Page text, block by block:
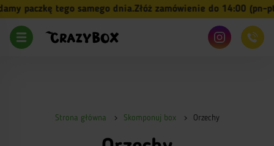
tego samego dnia.Złóż zamówienie do 14:00 (pn-pt) a
Strona główna Skomponuj box Orzechy